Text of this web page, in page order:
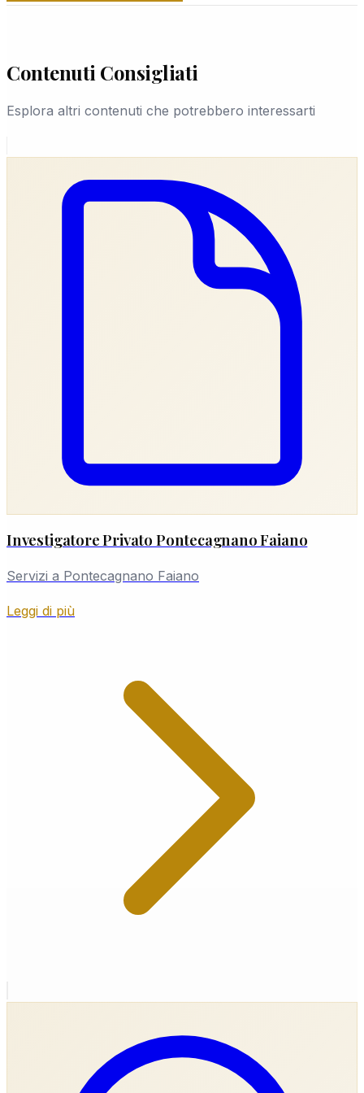
EUROPOL®.
Contenuti Consigliati
Esplora altri contenuti che potrebbero interessarti
Investigatore Privato Pontecagnano Faiano
Servizi a Pontecagnano Faiano
Leggi di più